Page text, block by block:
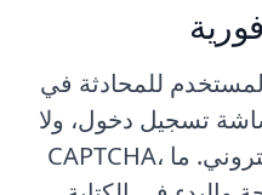
للمحادثة في
تسجيل دخول، ولا
CAPTCHA، ولا تحقق من البريد الإلكتروني. ما